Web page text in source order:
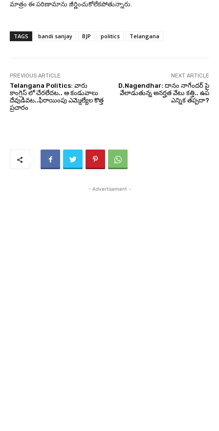
మాత్రం ఈ పరిణామాను జీర్ణించుకోలేకపోతున్నారు.
TAGS bandi sanjay BJP politics Telangana
PREVIOUS ARTICLE
Telangana Politics: వారు
కాంగ్రెస్ లో చేరలేదట.. ఆ కండువాలు
దేవుడివట..ఫిరాయింపు ఎమ్మెల్యేల కొత్త
ప్రచారం
NEXT ARTICLE
D.Nagendhar: దానం నాగేందర్ పై
వేలాడుతున్న అనర్హత వేటు కత్తి.. ఉప
ఎన్నిక తప్పదా?
- Advertisement -